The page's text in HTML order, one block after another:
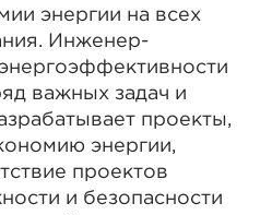
энергии на всех
Инженер-
важных задач и
проекты,
энергии,
проектов
и безопасности